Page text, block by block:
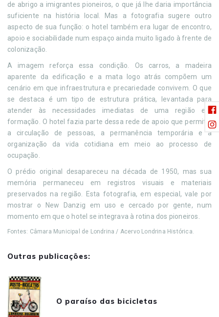
de abrigo a imigrantes pioneiros, o que já lhe daria importância
suficiente na história local. Mas a fotografia sugere outro
aspecto de sua função: o hotel também era lugar de encontro,
apoio e sociabilidade num espaço ainda muito ligado à frente de
colonização.
A imagem reforça essa condição. Os carros, a madeira
aparente da edificação e a mata logo atrás compõem um
cenário em que infraestrutura e precariedade convivem. O que
se destaca é um tipo de estrutura prática, levantada para
atender às necessidades imediatas de uma região em
formação. O hotel fazia parte dessa rede de apoio que permitia
a circulação de pessoas, a permanência temporária e a
organização da vida cotidiana em meio ao processo de
ocupação.
O prédio original desapareceu na década de 1950, mas sua
memória permaneceu em registros visuais e materiais
preservados na região. Esta fotografia, em especial, vale por
mostrar o New Danzig em uso e cercado por gente, num
momento em que o hotel se integrava à rotina dos pioneiros.
Fontes: Câmara Municipal de Londrina / Acervo Londrina Histórica.
Outras publicações:
O paraíso das bicicletas